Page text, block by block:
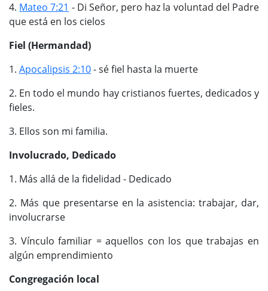
4. Mateo 7:21 - Di Señor, pero haz la voluntad del Padre
que está en los cielos
Fiel (Hermandad)
1. Apocalipsis 2:10- sé fiel hasta la muerte
2. En todo el mundo hay cristianos fuertes, dedicados y
fieles.
3. Ellos son mi familia.
Involucrado, Dedicado
1. Más allá de la fidelidad - Dedicado
2. Más que presentarse en la asistencia: trabajar, dar,
involucrarse
3. Vínculo familiar = aquellos con los que trabajas en
algún emprendimiento
Congregación local